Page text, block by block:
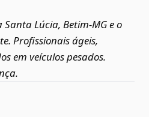
Lúcia, Betim‑MG e o
Profissionais ágeis,
em veículos pesados.